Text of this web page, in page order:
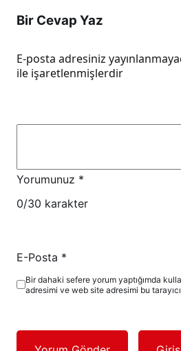
Bir Cevap Yaz
E-posta adresiniz
ile işaretlenmişlerdir
Yorumunuz *
0/30 karakter
E-Posta *
Bir dahaki sefere yorum yaptığımda
adresimi ve web site adresimi bu